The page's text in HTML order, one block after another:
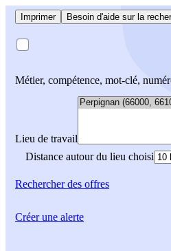
Imprimer Besoin d'aide sur la
Métier, compétence, mot-clé,
Lieu de travail
Distance autour du lieu choisi
Rechercherdes offres
Créer une alerte